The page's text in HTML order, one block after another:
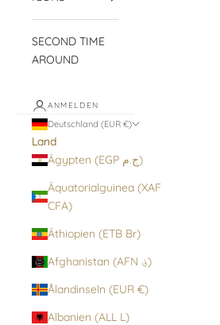
SECOND TIME
AROUND
ANMELDEN
Deutschland (EUR €)
Land
Ägypten (EGP ج.م)
Äquatorialguinea (XAF
CFA)
Äthiopien (ETB Br)
Afghanistan (AFN ؋)
Ålandinseln (EUR €)
Albanien (ALL L)